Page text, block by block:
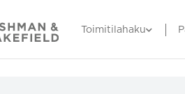
Toimitilahaku